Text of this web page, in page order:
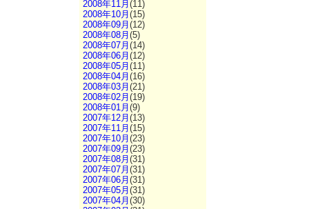
2008年11月 (11)
2008年10月 (15)
2008年09月 (12)
2008年08月 (5)
2008年07月 (14)
2008年06月 (12)
2008年05月 (11)
2008年04月 (16)
2008年03月 (21)
2008年02月 (19)
2008年01月 (9)
2007年12月 (13)
2007年11月 (15)
2007年10月 (23)
2007年09月 (23)
2007年08月 (31)
2007年07月 (31)
2007年06月 (31)
2007年05月 (31)
2007年04月 (30)